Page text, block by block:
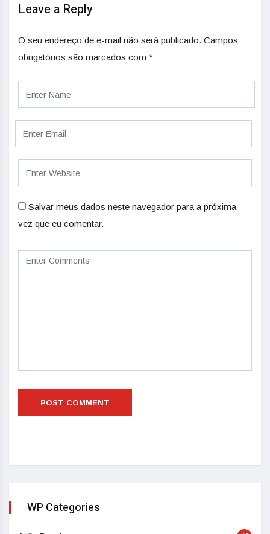
Leave a Reply
O seu endereço de e-mail não será publicado. Campos
obrigatórios são marcados com *
Salvar meus dados neste navegador para a próxima
vez que eu comentar.
WP Categories